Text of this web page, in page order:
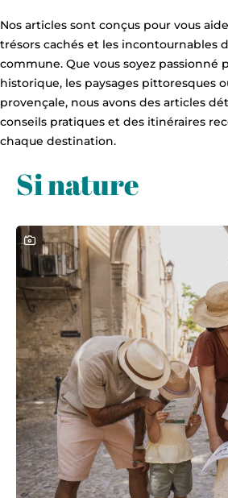
Nos articles sont conçus pour vous
trésors cachés et les incontournables
commune. Que vous soyez passionné
historique, les paysages pittoresques
provençale, nous avons des articles
conseils pratiques et des itinéraires
chaque destination.
Si nature
Ce contenu contient une galerie